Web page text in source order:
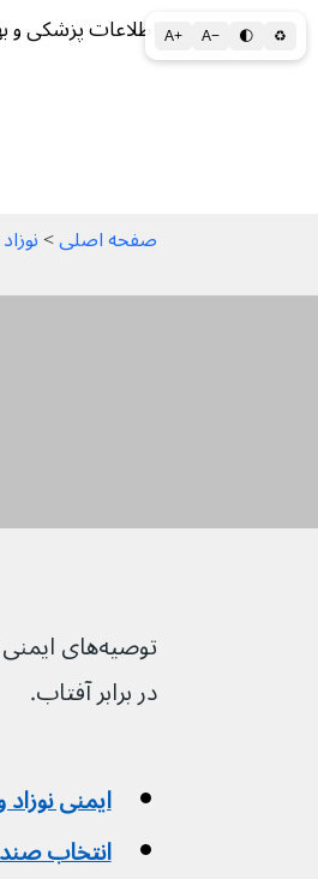
A+ A− 🌓 ♻ اطلاعات پزشکی و
صفحه اصلی > نوزاد
توصیه‌های
در برابر آفتاب.
ایمنی
انتخاب